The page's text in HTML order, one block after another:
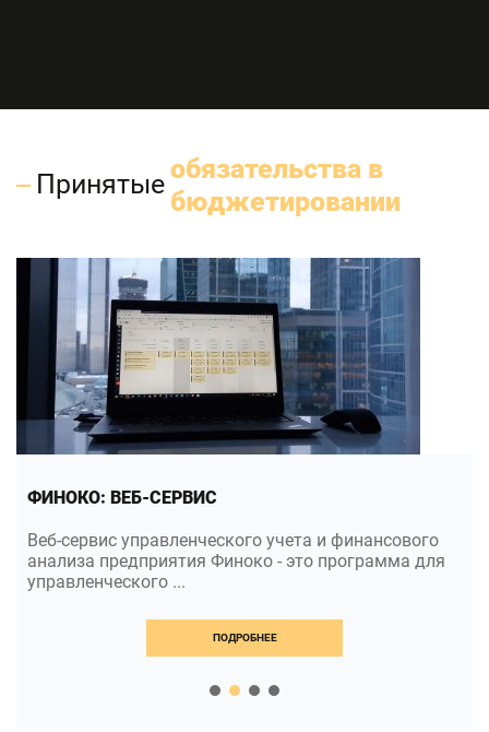
Принятыеобязательства в
бюджетировании
ФИНОКО: ВЕБ-СЕРВИС
Веб-сервис управленческого учета и финансового
анализа предприятия Финоко - это программа для
управленческого ...
ПОДРОБНЕЕ